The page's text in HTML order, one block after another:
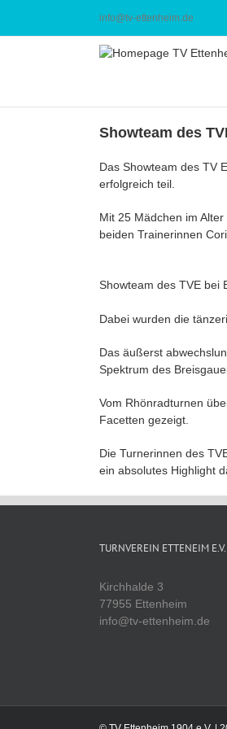
info@tv-ettenheim.de
Showteam des
Das Showteam des TV
erfolgreich teil.
Mit 25 Mädchen im
beiden Trainerinnen
Showteam des TVE bei
Dabei wurden die
Das äußerst
Spektrum des
Vom Rhönradturnen
Facetten gezeigt.
Die Turnerinnen des
ein absolutes Highlight
TURNVEREIN ETTENEIM E.V.
Kirchhalde 3
77955 Ettenheim
info@tv-ettenheim.de